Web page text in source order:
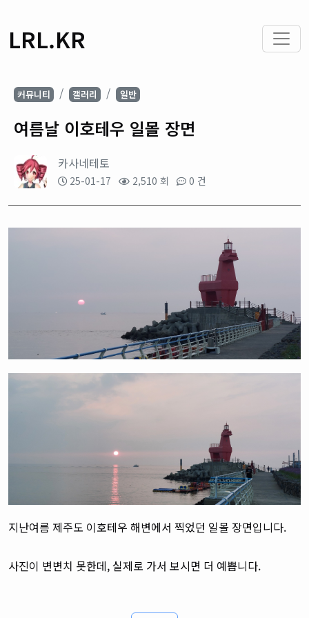
LRL.KR
커뮤니티 갤러리 일반
여름날 이호테우 일몰 장면
카사네테토
25-01-17 2,510 회 0 건
지난여름 제주도 이호테우 해변에서 찍었던 일몰 장면입니다.
사진이 변변치 못한데, 실제로 가서 보시면 더 예쁩니다.